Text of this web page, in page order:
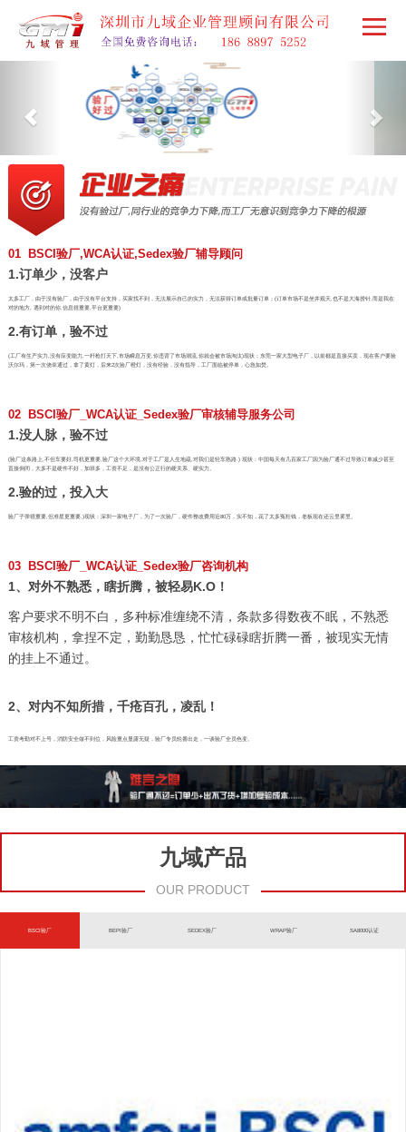
01 BSCI验厂,WCA认证,Sedex验厂辅导顾问
1.订单少，没客户
太多工厂，由于没有验厂，由于没有平台支持，买家找不到，无法展示自己的实力，无法获得订单或批量订单；(订单市场不是坐井观天,也不是大海捞针,而是我在
对的地方, 遇到对的你,信息很重要,平台更重要)
2.有订单，验不过
(工厂有生产实力,没有应变能力,一杆枪打天下,市场瞬息万变,你违背了市场潮流,你就会被市场淘汰)现状：东莞一家大型电子厂，以前都是直接买卖，现在客户要验
沃尔玛，第一次侥幸通过，拿了黄灯，后来2次验厂橙灯，没有经验，没有指导，工厂面临被停单，心急如焚。
02 BSCI验厂_WCA认证_Sedex验厂审核辅导服务公司
1.没人脉，验不过
(验厂这条路上,不但车要好,司机更重要,验厂这个大环境,对于工厂是人生地疏,对我们是轻车熟路.) 现状：中国每天有几百家工厂因为验厂通不过导致订单减少甚至
直接倒闭，大多不是硬件不好，加班多，工资不足，是没有公正行的硬关系、硬实力。
2.验的过，投入大
验厂子弹很重要,但准星更重要,)现状：深圳一家电子厂，为了一次验厂，硬件整改费用近80万，实不知，花了太多冤枉钱，老板现在还云里雾里。
03 BSCI验厂_WCA认证_Sedex验厂咨询机构
1、对外不熟悉，瞎折腾，被轻易K.O！
客户要求不明不白，多种标准缠绕不清，条款多得数夜不眠，不熟悉
审核机构，拿捏不定，勤勤恳恳，忙忙碌碌瞎折腾一番，被现实无情
的挂上不通过。
2、对内不知所措，千疮百孔，凌乱！
工资考勤对不上号，消防安全做不到位，风险重点显露无疑，验厂专员轮番出走，一谈验厂全员色变。
九域产品
OUR PRODUCT
BSCI验厂 BEPI验厂 SEDEX验厂 WRAP验厂 SA8000认证